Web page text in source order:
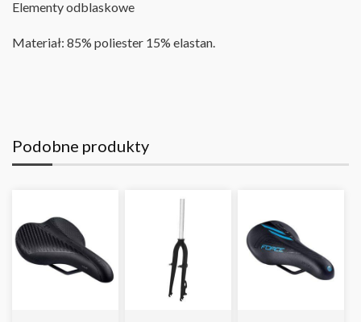
Elementy odblaskowe
Materiał: 85% poliester 15% elastan.
Podobne produkty